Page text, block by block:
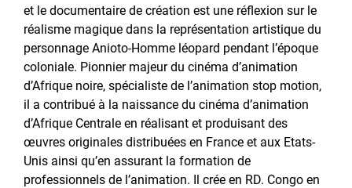
et le documentaire de création est une réflexion sur le
réalisme magique dans la représentation artistique du
personnage Anioto-Homme léopard pendant l’époque
coloniale. Pionnier majeur du cinéma d’animation
d’Afrique noire, spécialiste de l’animation stop motion,
il a contribué à la naissance du cinéma d’animation
d’Afrique Centrale en réalisant et produisant des
œuvres originales distribuées en France et aux Etats-
Unis ainsi qu’en assurant la formation de
professionnels de l’animation. Il crée en RD. Congo en